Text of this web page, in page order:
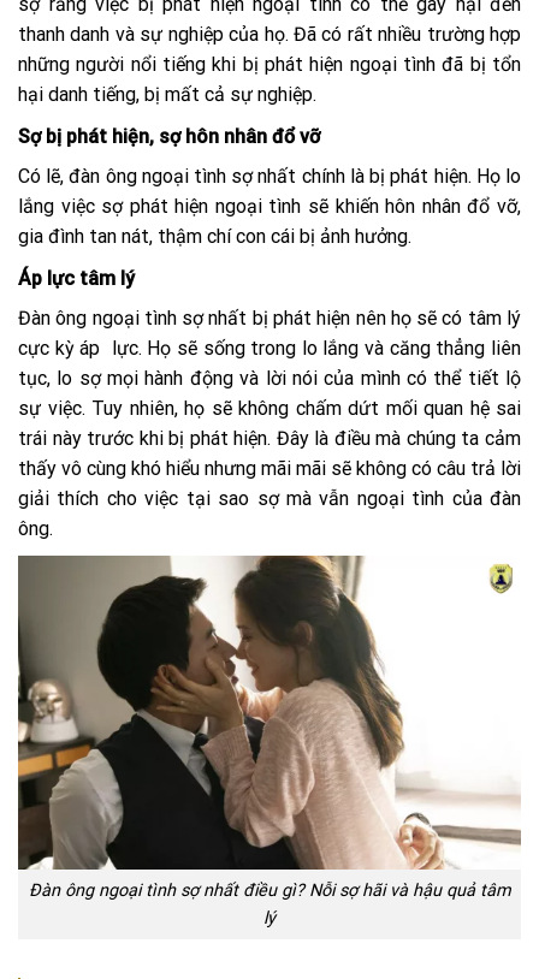
thanh danh và sự nghiệp của họ. Đã có rất nhiều trường hợp
những người nổi tiếng khi bị phát hiện ngoại tình đã bị tổn
hại danh tiếng, bị mất cả sự nghiệp.
Sợ bị phát hiện, sợ hôn nhân đổ vỡ
Có lẽ, đàn ông ngoại tình sợ nhất chính là bị phát hiện. Họ lo
lắng việc sợ phát hiện ngoại tình sẽ khiến hôn nhân đổ vỡ,
gia đình tan nát, thậm chí con cái bị ảnh hưởng.
Áp lực tâm lý
Đàn ông ngoại tình sợ nhất bị phát hiện nên họ sẽ có tâm lý
cực kỳ áp lực. Họ sẽ sống trong lo lắng và căng thẳng liên
tục, lo sợ mọi hành động và lời nói của mình có thể tiết lộ
sự việc. Tuy nhiên, họ sẽ không chấm dứt mối quan hệ sai
trái này trước khi bị phát hiện. Đây là điều mà chúng ta cảm
thấy vô cùng khó hiểu nhưng mãi mãi sẽ không có câu trả lời
giải thích cho việc tại sao sợ mà vẫn ngoại tình của đàn
ông.
Đàn ông ngoại tình sợ nhất điều gì? Nỗi sợ hãi và hậu quả tâm
lý